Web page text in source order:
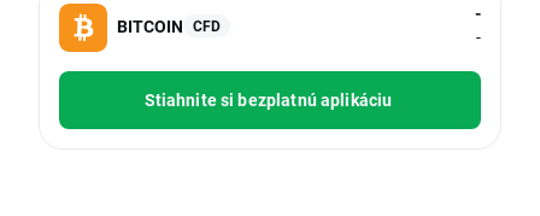
BITCOIN CFD
-
-
Stiahnite si bezplatnú aplikáciu